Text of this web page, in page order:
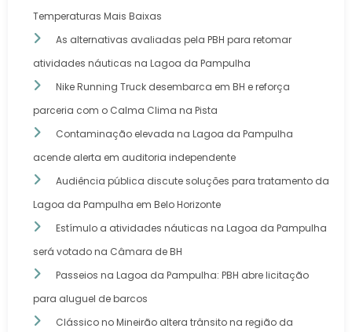
Temperaturas Mais Baixas
As alternativas avaliadas pela PBH para retomar
atividades náuticas na Lagoa da Pampulha
Nike Running Truck desembarca em BH e reforça
parceria com o Calma Clima na Pista
Contaminação elevada na Lagoa da Pampulha
acende alerta em auditoria independente
Audiência pública discute soluções para tratamento da
Lagoa da Pampulha em Belo Horizonte
Estímulo a atividades náuticas na Lagoa da Pampulha
será votado na Câmara de BH
Passeios na Lagoa da Pampulha: PBH abre licitação
para aluguel de barcos
Clássico no Mineirão altera trânsito na região da